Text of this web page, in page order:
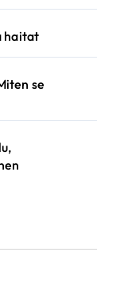
haitat
se